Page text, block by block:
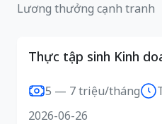
Lương thưởng cạnh tranh
Thực tập sinh Kinh
5 — 7 triệu/tháng
2026-06-26